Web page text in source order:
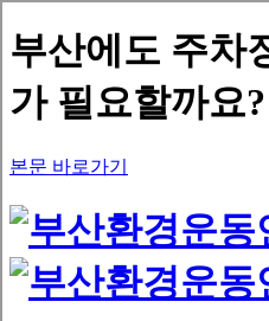
부산에도 주차
가 필요할까요
본문 바로가기